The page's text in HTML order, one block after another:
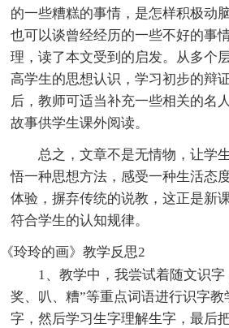
的一些糟糕的事情，是怎样积极动
也可以谈曾经经历的一些不好的事
理，读了本文受到的启发。从多个
高学生的思想认识，学习初步的辩
后，教师可适当补充一些相关的名
故事供学生课外阅读。
总之，文章不是无情物，让学
悟一种思想方法，感受一种生活态
体验，摒弃传统的说教，这正是新
符合学生的认知规律。
《玲玲的画》教学反思2
1、教学中，我尝试着随文识
奖、叭、糟”等重点词语进行识字
字，然后学习生字理解生字，最后